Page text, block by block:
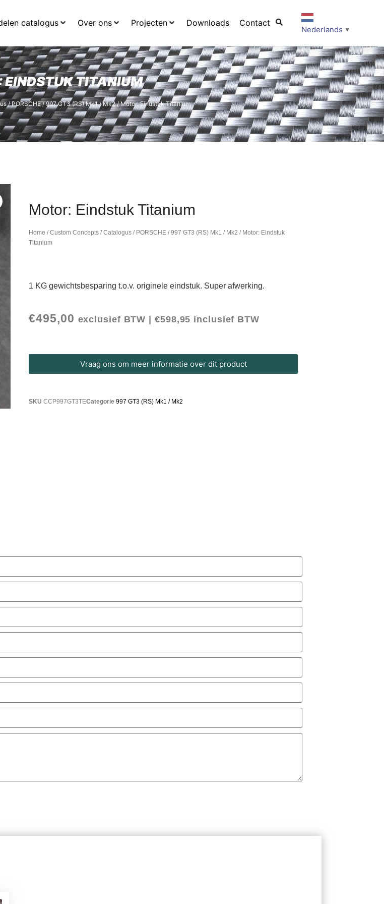
catalogus Over ons Projecten Downloads Contact
Nederlands ▼
EINDSTUK TITANIUM
/PORSCHE/997 GT3 (RS) Mk1 / Mk2/ Motor: Eindstuk Titanium
Motor: Eindstuk Titanium
Home /Custom Concepts /Catalogus / PORSCHE /997 GT3 (RS) Mk1 / Mk2 / Motor: Eindstuk
Titanium
1 KG gewichtsbesparing t.o.v. originele eindstuk. Super afwerking.
€495,00 exclusief BTW | €598,95 inclusief BTW
Vraag ons om meer informatie over dit product
SKUCCP997GT3TECategorie 997 GT3 (RS) Mk1 / Mk2